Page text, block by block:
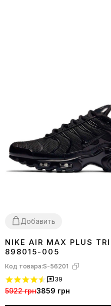
Добавить
3637 38 39 404142 434445
NIKE AIR MAX PLUS
898015-005
Код товара:S-56201
39
5922 грн3859 грн